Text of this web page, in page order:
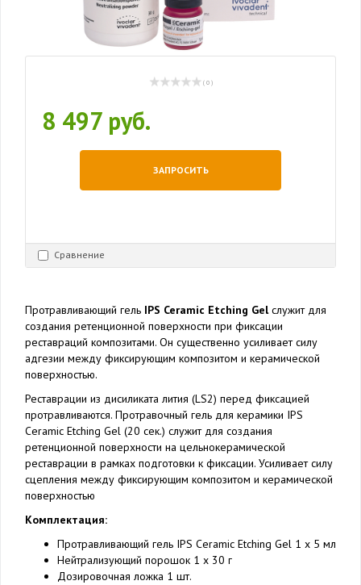
( 0 )
8 497 руб.
ЗАПРОСИТЬ
Сравнение
Протравливающий гель IPS Ceramic Etching Gelслужит для
создания ретенционной поверхности при фиксации
реставраций композитами. Он существенно усиливает силу
адгезии между фиксирующим композитом и керамической
поверхностью.
Реставрации из дисиликата лития (LS2) перед фиксацией
протравливаются. Протравочный гель для керамики IPS
Ceramic Etching Gel (20 сек.) служит для создания
ретенционной поверхности на цельнокерамической
реставрации в рамках подготовки к фиксации. Усиливает силу
сцепления между фиксирующим композитом и керамической
поверхностью
Комплектация:
Протравливающий гель IPS Ceramic Etching Gel 1 x 5 мл
Нейтрализующий порошок 1 x 30 г
Дозировочная ложка 1 шт.